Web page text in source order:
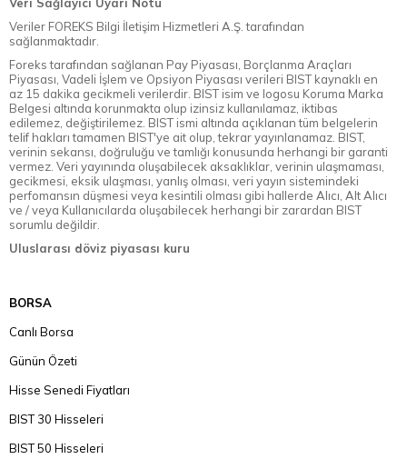
Veriler FOREKS Bilgi İletişim Hizmetleri A.Ş. tarafından
sağlanmaktadır.
Foreks tarafından sağlanan Pay Piyasası, Borçlanma Araçları
Piyasası, Vadeli İşlem ve Opsiyon Piyasası verileri BIST kaynaklı en
az 15 dakika gecikmeli verilerdir. BIST isim ve logosu Koruma Marka
Belgesi altında korunmakta olup izinsiz kullanılamaz, iktibas
edilemez, değiştirilemez. BIST ismi altında açıklanan tüm belgelerin
telif hakları tamamen BIST'ye ait olup, tekrar yayınlanamaz. BIST,
verinin sekansı, doğruluğu ve tamlığı konusunda herhangi bir garanti
vermez. Veri yayınında oluşabilecek aksaklıklar, verinin ulaşmaması,
gecikmesi, eksik ulaşması, yanlış olması, veri yayın sistemindeki
perfomansın düşmesi veya kesintili olması gibi hallerde Alıcı, Alt Alıcı
ve / veya Kullanıcılarda oluşabilecek herhangi bir zarardan BIST
sorumlu değildir.
Uluslarası döviz piyasası kuru
BORSA
Canlı Borsa
Günün Özeti
Hisse Senedi Fiyatları
BIST 30 Hisseleri
BIST 50 Hisseleri